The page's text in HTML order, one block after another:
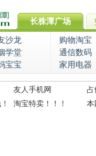
长株潭广场
沙龙
购物淘宝
学堂
通信数码
宝宝 家用电器
友人手机网
占
淘宝特卖！！！ 本